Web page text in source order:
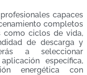
capaces
completos
como ciclos de vida,
de descarga y
a seleccionar
específica,
energética con